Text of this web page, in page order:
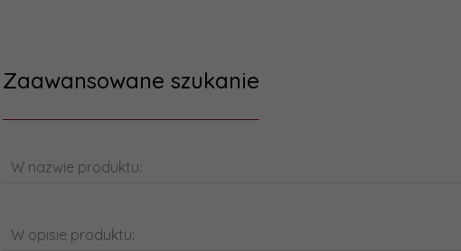
Zaawansowane szukanie
W nazwie produktu:
W opisie produktu: